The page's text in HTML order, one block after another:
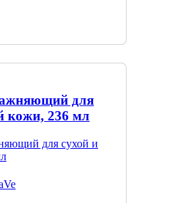
для
кожи, 236 мл